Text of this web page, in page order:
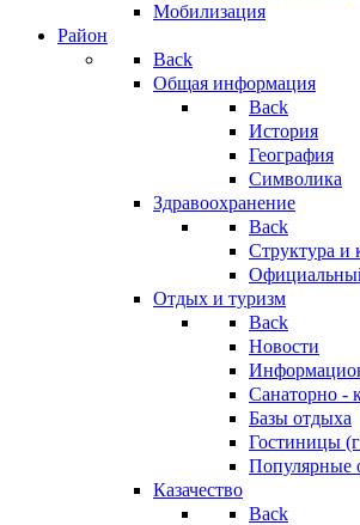
Мобилизация
Район
Back
Общая информация
Back
История
География
Символика
Здравоохранение
Back
Структура и
Отдых и туризм
Back
Новости
Санаторно -
Базы отдыха
Гостиницы
Популярные
Казачество
Back